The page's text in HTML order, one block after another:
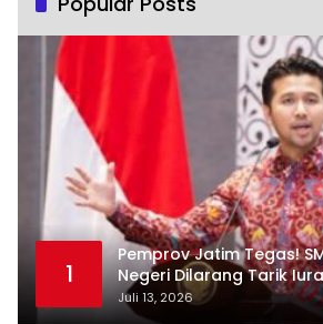
1
Pemprov Jatim Tegas!
Negeri Dilarang Tarik
Paksa Beli Seragam
Juli 13, 2026